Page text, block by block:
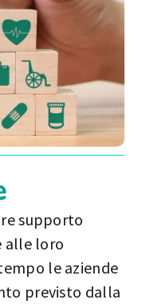
supporto
alle loro
le aziende
previsto dalla